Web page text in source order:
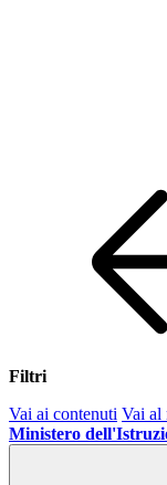
Filtri
Vai ai contenuti Vai al
Ministero